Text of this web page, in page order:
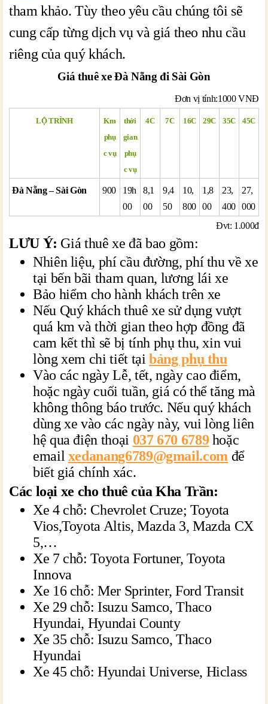
tham khảo. Tùy theo yêu cầu chúng tôi sẽ
cung cấp từng dịch vụ và giá theo nhu cầu
riêng của quý khách.
Giá thuê xe Đà Nẵng đi Sài Gòn
Đơn vị tính:1000 VNĐ
LỘ TRÌNH
Km
phụ
c vụ
thời
gian
phụ
c vụ
4C 7C 16C 29C 35C 45C
Đà Nẵng – Sài Gòn 900
19h
00
8,1
00
9,4
50
10,
800
1,8
00
23,
400
27,
000
Đvt: 1.000đ
LƯU Ý: Giá thuê xe đã bao gồm:
Nhiên liệu, phí cầu đường, phí thu về xe
tại bến bãi tham quan, lương lái xe
Bảo hiểm cho hành khách trên xe
Nếu Quý khách thuê xe sử dụng vượt
quá km và thời gian theo hợp đồng đã
cam kết thì sẽ bị tính phụ thu, xin vui
lòng xem chi tiết tạibảng phụ thu
Vào các ngày Lễ, tết, ngày cao điểm,
hoặc ngày cuối tuần, giá có thể tăng mà
không thông báo trước. Nếu quý khách
dùng xe vào các ngày này, vui lòng liên
hệ qua điện thoại 037 670 6789hoặc
email xedanang6789@gmail.com để
biết giá chính xác.
Các loại xe cho thuê của Kha Trần:
Xe 4 chỗ: Chevrolet Cruze; Toyota
Vios,Toyota Altis, Mazda 3, Mazda CX
5,…
Xe 7 chỗ: Toyota Fortuner, Toyota
Innova
Xe 16 chỗ: Mer Sprinter, Ford Transit
Xe 29 chỗ: Isuzu Samco, Thaco
Hyundai, Hyundai County
Xe 35 chỗ: Isuzu Samco, Thaco
Hyundai
Xe 45 chỗ: Hyundai Universe, Hiclass